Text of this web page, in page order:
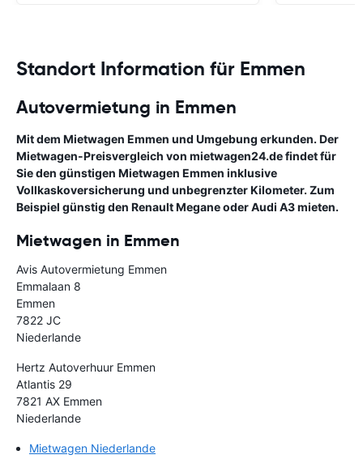
Standort Information für Emmen
Autovermietung in Emmen
Mit dem Mietwagen Emmen und Umgebung erkunden. Der
Mietwagen-Preisvergleich von mietwagen24.de findet für
Sie den günstigen Mietwagen Emmen inklusive
Vollkaskoversicherung und unbegrenzter Kilometer. Zum
Beispiel günstig den Renault Megane oder Audi A3 mieten.
Mietwagen in Emmen
Avis Autovermietung Emmen
Emmalaan 8
Emmen
7822 JC
Niederlande
Hertz Autoverhuur Emmen
Atlantis 29
7821 AX Emmen
Niederlande
Mietwagen Niederlande